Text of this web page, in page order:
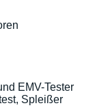
EMV-Tester
Spleißer